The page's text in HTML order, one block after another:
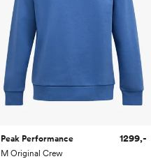
Peak Performance
M Original Crew
1299,-